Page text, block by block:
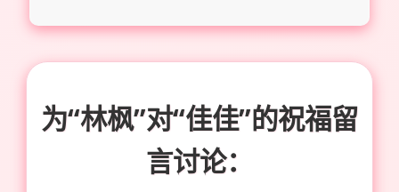
为“林枫”对“佳佳”的祝福留
言讨论：